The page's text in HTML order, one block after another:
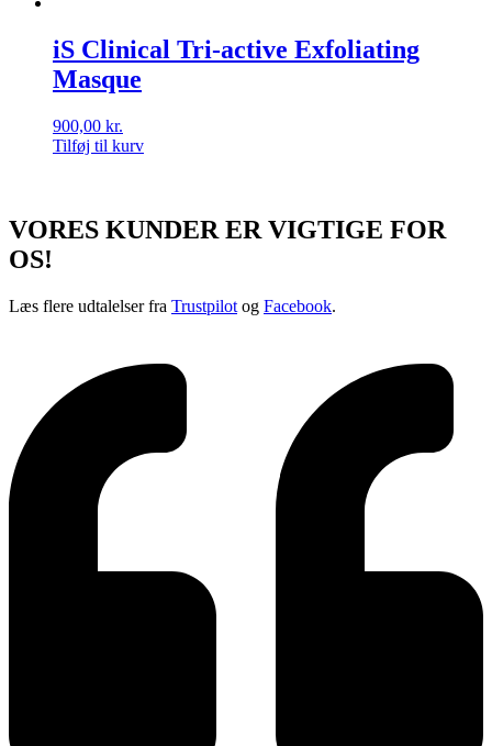
iS Clinical Tri-active Exfoliating
Masque
900,00 kr.
Tilføj til kurv
VORES KUNDER ER VIGTIGE FOR
OS!
Læs flere udtalelser fra Trustpilot og Facebook.